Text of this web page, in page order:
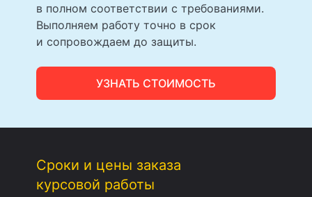
в полном соответствии с требованиями.
Выполняем работу точно в срок
и сопровождаем до защиты.
УЗНАТЬ СТОИМОСТЬ
Сроки и цены заказа
курсовой работы